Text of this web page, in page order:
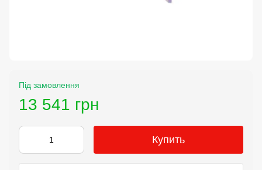
Під замовлення
13 541 грн
Купить